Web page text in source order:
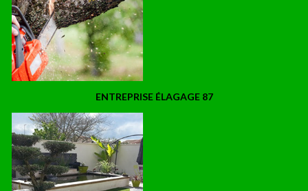
ENTREPRISE ÉLAGAGE 87